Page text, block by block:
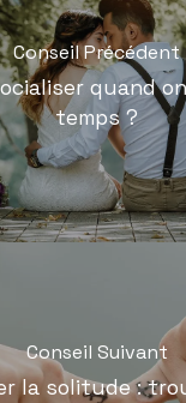
Conseil Précédent
quand
temps ?
Conseil Suivant
la solitude :